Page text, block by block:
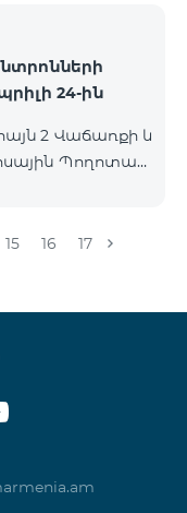
24-ին
2 Վաճառքի և
Պողոտան
15 16 17